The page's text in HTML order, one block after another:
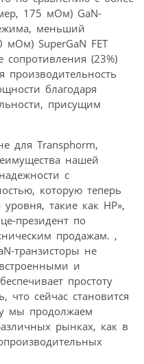
175 мОм) GaN-
меньший
мОм) SuperGaN FET
(23%)
благодаря
присущим
для Transphorm,
нашей
с
которую теперь
такие как HP»,
президент по
продажам. ,
транзисторы не
и
простоту
что сейчас становится
мы продолжаем
рынках, как в